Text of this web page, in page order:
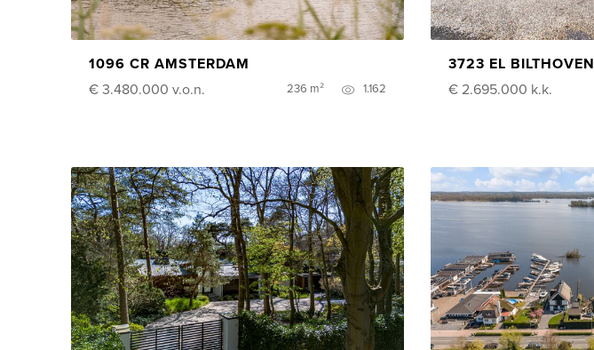
1096 CR AMSTERDAM
€ 3.480.000 v.o.n. 236 m² 1.162
3723 EL BILTHOVEN
€ 2.695.000 k.k.